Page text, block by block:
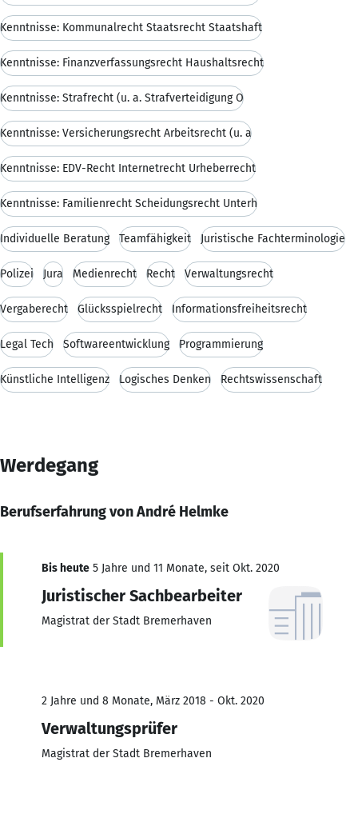
Kenntnisse: Kommunalrecht Staatsrecht Staatshaft
Kenntnisse: Finanzverfassungsrecht Haushaltsrecht
Kenntnisse: Strafrecht (u. a. Strafverteidigung O
Kenntnisse: Versicherungsrecht Arbeitsrecht (u. a
Kenntnisse: EDV-Recht Internetrecht Urheberrecht
Kenntnisse: Familienrecht Scheidungsrecht Unterh
Individuelle Beratung Teamfähigkeit Juristische Fachterminologie
Polizei Jura Medienrecht Recht Verwaltungsrecht
Vergaberecht Glücksspielrecht Informationsfreiheitsrecht
Legal Tech Softwareentwicklung Programmierung
Künstliche Intelligenz Logisches Denken Rechtswissenschaft
Werdegang
Berufserfahrung von André Helmke
Bis heute 5 Jahre und 11 Monate, seit Okt. 2020
Juristischer Sachbearbeiter
Magistrat der Stadt Bremerhaven
2 Jahre und 8 Monate, März 2018 - Okt. 2020
Verwaltungsprüfer
Magistrat der Stadt Bremerhaven